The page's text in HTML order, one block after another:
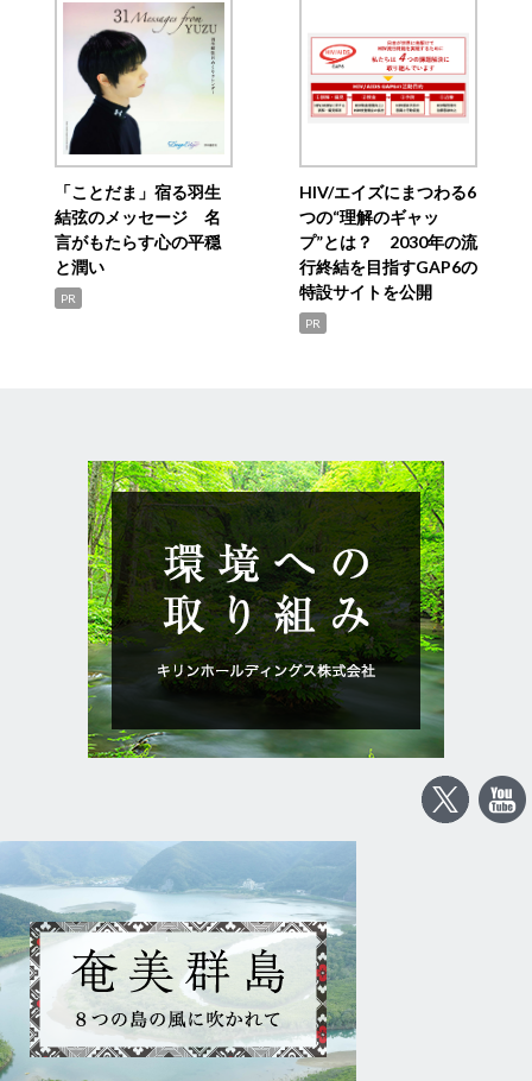
「ことだま」宿る羽生
結弦のメッセージ 名
言がもたらす心の平穏
と潤い
PR
HIV/エイズにまつわる6
つの“理解のギャッ
プ”とは？ 2030年の流
行終結を目指すGAP6の
特設サイトを公開
PR